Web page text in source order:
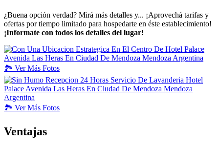
¿Buena opción verdad? Mirá más detalles y... ¡Aprovechá tarifas y
ofertas por tiempo limitado para hospedarte en éste establecimiento!
¡Informate con todos los detalles del lugar!
🏞️ VerMás Fotos
🏞️ VerMás Fotos
Ventajas